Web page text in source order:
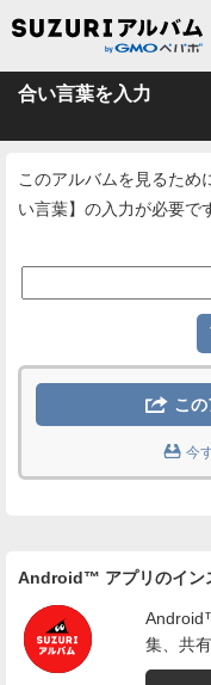
合い言葉を入力
このアルバムを見るため
い言葉】の入力が必要で
 こ
 今
Android™ アプリのイン
集、共